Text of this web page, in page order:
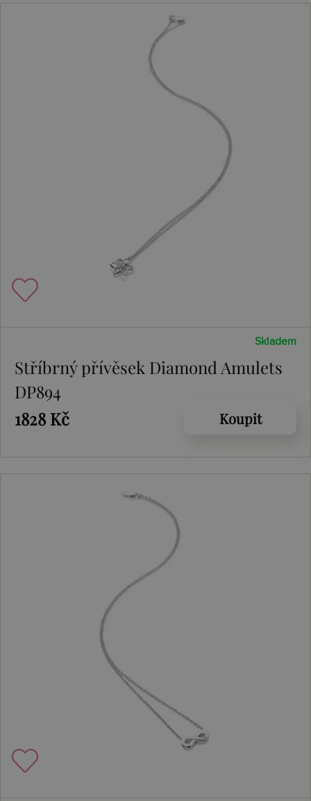
Skladem
Stříbrný přívěsek Diamond Amulets
DP894
1828 Kč
Koupit